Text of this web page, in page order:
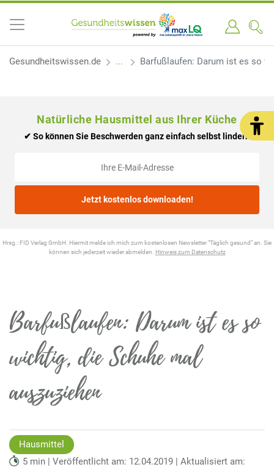
Gesundheitswissen.de Barfußlaufen: Darum ist es so
Barfußlaufen: Darum ist es so
wichtig, die Schuhe mal
auszuziehen
Hausmittel
5 min | Veröffentlicht am: 12.04.2019 | Aktualisiert am: